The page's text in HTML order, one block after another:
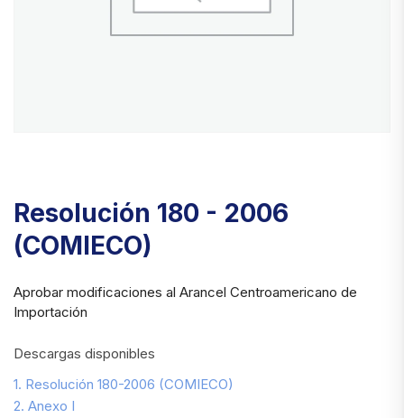
Resolución 180 - 2006
(COMIECO)
Aprobar modificaciones al Arancel Centroamericano de
Importación
Descargas disponibles
1. Resolución 180-2006 (COMIECO)
2. Anexo I